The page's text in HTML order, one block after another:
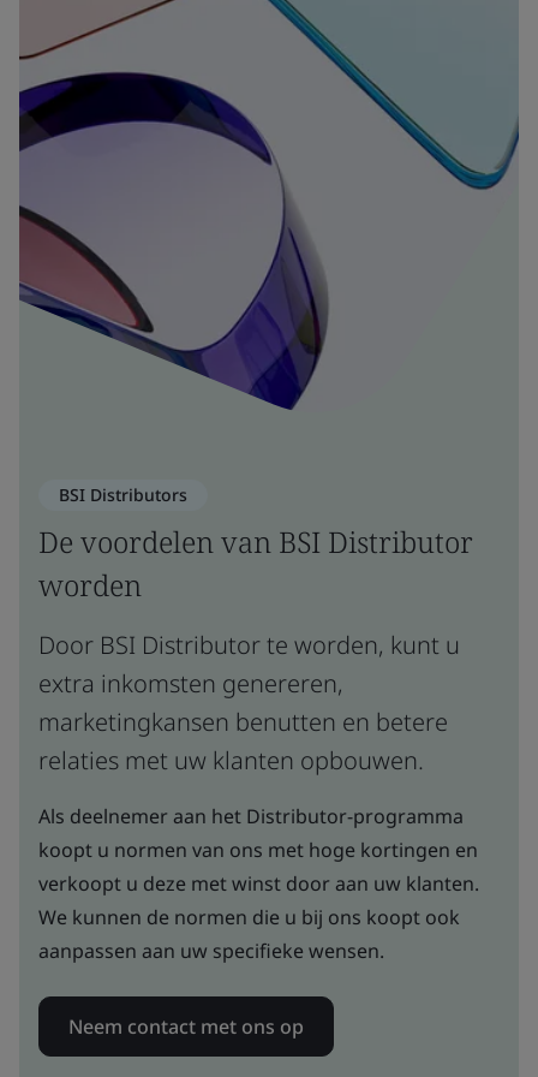
BSI Distributors
De voordelen van BSI Distributor
worden
Door BSI Distributor te worden, kunt u
extra inkomsten genereren,
marketingkansen benutten en betere
relaties met uw klanten opbouwen.
Als deelnemer aan het Distributor-programma
koopt u normen van ons met hoge kortingen en
verkoopt u deze met winst door aan uw klanten.
We kunnen de normen die u bij ons koopt ook
aanpassen aan uw specifieke wensen.
Neem contact met ons op